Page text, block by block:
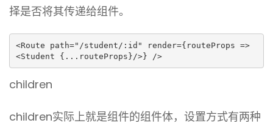
择是否将其传递给组件。
<Route path="/student/:id" render={routeProps =>
<Student {...routeProps}/>} />
children
children实际上就是组件的组件体，设置方式有两种